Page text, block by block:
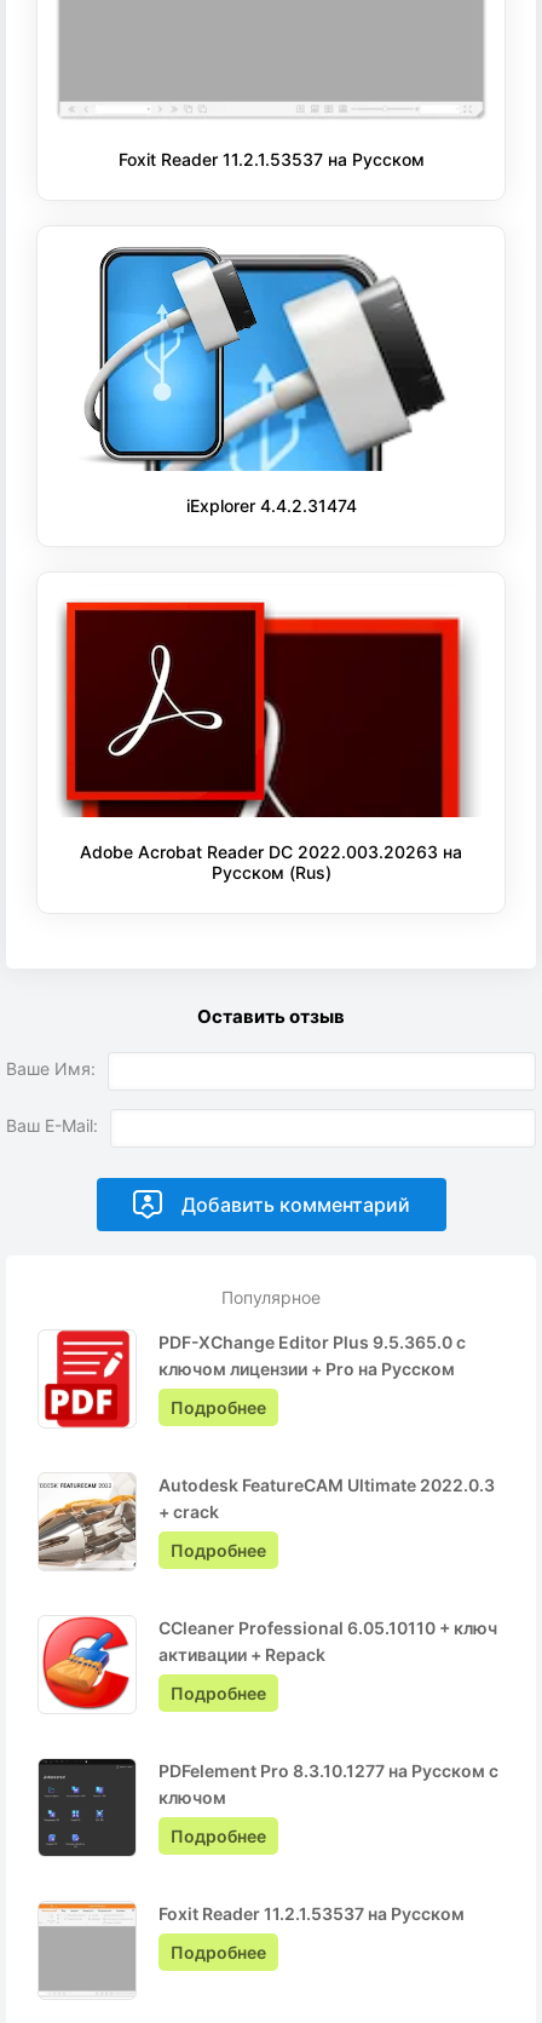
Популярное
PDF-XChange Editor Plus 9.5.365.0 с
ключом лицензии + Pro на Русском
Подробнее
Autodesk FeatureCAM Ultimate 2022.0.3
+ crack
Подробнее
CCleaner Professional 6.05.10110 + ключ
активации + Repack
Подробнее
PDFelement Pro 8.3.10.1277 на Русском с
ключом
Подробнее
Foxit Reader 11.2.1.53537 на Русском
Подробнее
Foxit Reader 11.2.1.53537 на Русском
iExplorer 4.4.2.31474
Adobe Acrobat Reader DC 2022.003.20263 на
Русском (Rus)
Оставить отзыв
Ваше Имя:
Ваш E-Mail: